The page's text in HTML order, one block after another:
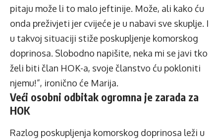
pitaju može li to malo jeftinije. Može, ali kako ću
onda preživjeti jer cvijeće je u nabavi sve skuplje. I
u takvoj situaciji stiže poskupljenje komorskog
doprinosa. Slobodno napišite, neka mi se javi tko
želi biti član HOK-a, svoje članstvo ću pokloniti
njemu!”, ironično će Marija.
Veći osobni odbitak ogromna je zarada za
HOK
Razlog poskupljenja komorskog doprinosa leži u